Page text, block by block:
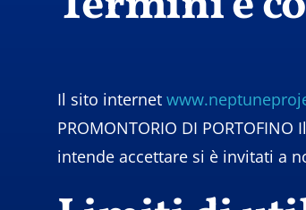
Il sito internet
PROMONTORIO DI
intende accettare si è invitati a